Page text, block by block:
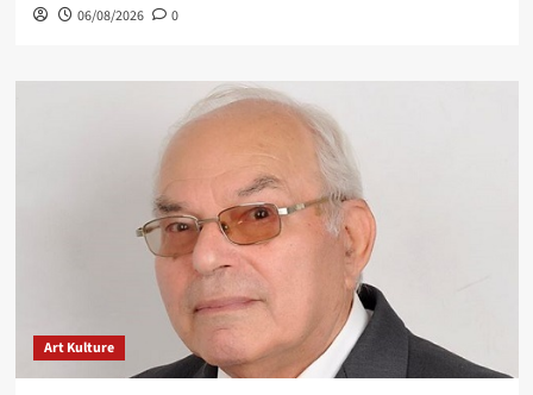
06/08/2026 0
Art Kulture